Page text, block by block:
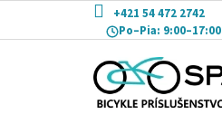
obsah
+421 54 472 2742
Po–Pia: 9:00–17:00